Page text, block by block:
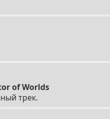
of Worlds
трек.